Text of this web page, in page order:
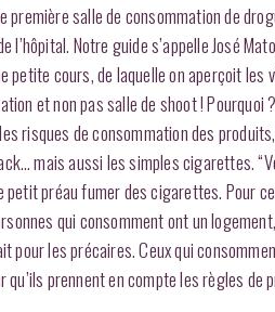
salle de consommation de
Notre guide s’appelle José
cours, de laquelle on aperçoit les
et non pas salle de shoot ! Pourquoi
risques de consommation des
mais aussi les simples cigarettes.
préau fumer des cigarettes. Pour
qui consomment ont un
les précaires. Ceux qui
prennent en compte les règles de